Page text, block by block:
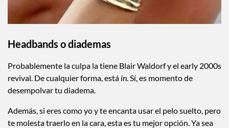
Headbands o diademas
Probablemente la culpa la tiene Blair Waldorf y el early 2000s
revival. De cualquier forma, está in. Sí, es momento de
desempolvar tu diadema.
Además, si eres como yo y te encanta usar el pelo suelto, pero
te molesta traerlo en la cara, esta es tu mejor opción. Ya sea